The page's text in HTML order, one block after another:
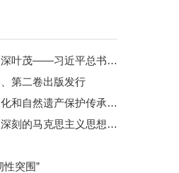
让中朝传统友谊之树更加根深叶茂——习近平总书记对朝鲜进行国事访问纪实
第二卷出版发行
在习近平文化思想引领下文化和自然遗产保护传承利用工作开创新局面
伟大征程丨延安整风：一次深刻的马克思主义思想教育运动
性突围”